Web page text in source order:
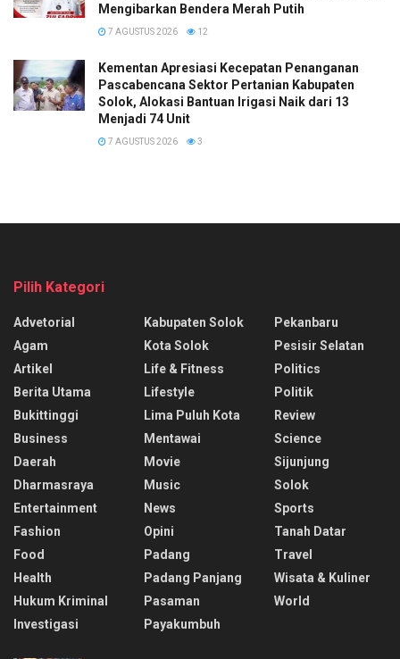
Mengibarkan Bendera Merah Putih
7 AGUSTUS 2026 12
Kementan Apresiasi Kecepatan Penanganan
Pascabencana Sektor Pertanian Kabupaten
Solok, Alokasi Bantuan Irigasi Naik dari 13
Menjadi 74 Unit
7 AGUSTUS 2026 3
Pilih Kategori
Advetorial
Agam
Artikel
Berita Utama
Bukittinggi
Business
Daerah
Dharmasraya
Entertainment
Fashion
Food
Health
Hukum Kriminal
Investigasi
Kabupaten Solok
Kota Solok
Life & Fitness
Lifestyle
Lima Puluh Kota
Mentawai
Movie
Music
News
Opini
Padang
Padang Panjang
Pasaman
Payakumbuh
Pekanbaru
Pesisir Selatan
Politics
Politik
Review
Science
Sijunjung
Solok
Sports
Tanah Datar
Travel
Wisata & Kuliner
World